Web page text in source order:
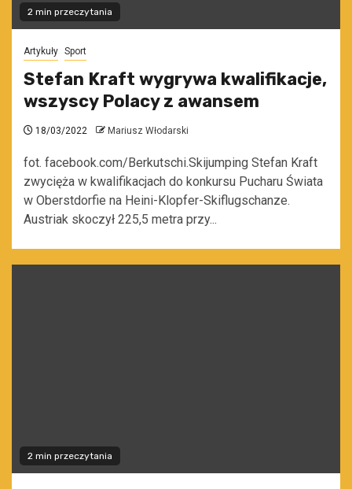
2 min przeczytania
Artykuły Sport
Stefan Kraft wygrywa kwalifikacje,
wszyscy Polacy z awansem
18/03/2022 Mariusz Włodarski
fot. facebook.com/Berkutschi.Skijumping Stefan Kraft
zwycięża w kwalifikacjach do konkursu Pucharu Świata
w Oberstdorfie na Heini-Klopfer-Skiflugschanze.
Austriak skoczył 225,5 metra przy...
2 min przeczytania